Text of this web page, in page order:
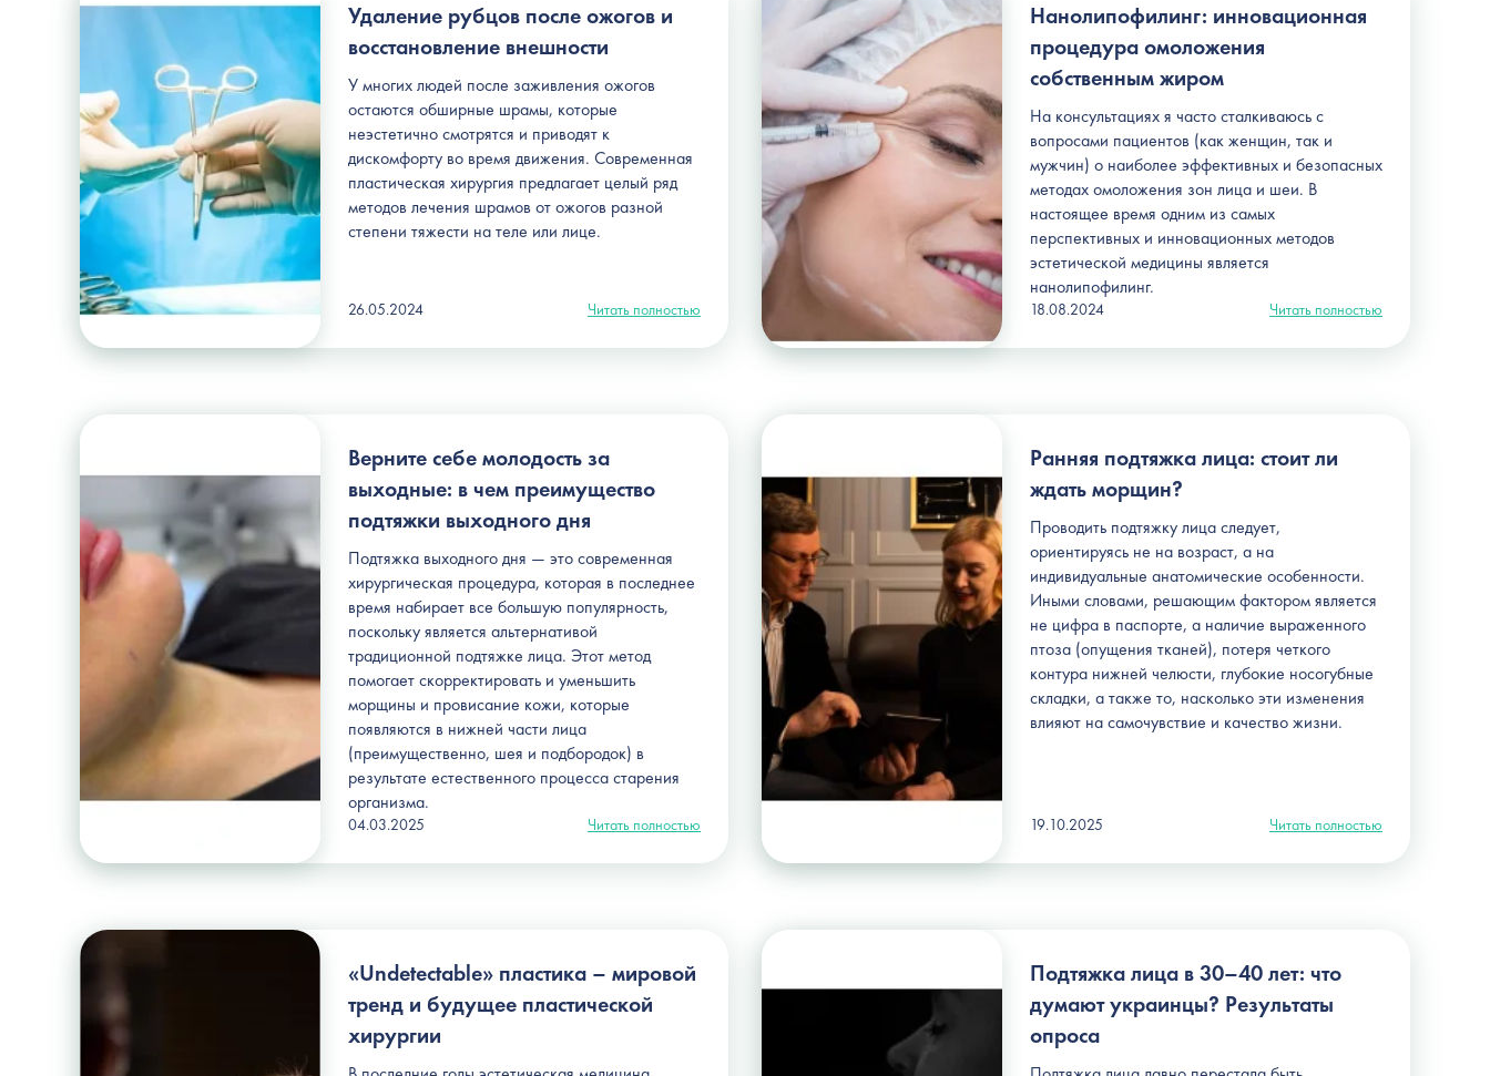
Удаление рубцов после ожогов и
восстановление внешности
У многих людей после заживления ожогов
остаются обширные шрамы, которые
неэстетично смотрятся и приводят к
дискомфорту во время движения. Современная
пластическая хирургия предлагает целый ряд
методов лечения шрамов от ожогов разной
степени тяжести на теле или лице.
26.05.2024 Читать полностью
Нанолипофилинг: инновационная
процедура омоложения
собственным жиром
На консультациях я часто сталкиваюсь с
вопросами пациентов (как женщин, так и
мужчин) о наиболее эффективных и безопасных
методах омоложения зон лица и шеи. В
настоящее время одним из самых
перспективных и инновационных методов
эстетической медицины является
нанолипофилинг.
18.08.2024 Читать полностью
Верните себе молодость за
выходные: в чем преимущество
подтяжки выходного дня
Подтяжка выходного дня — это современная
хирургическая процедура, которая в последнее
время набирает все большую популярность,
поскольку является альтернативой
традиционной подтяжке лица. Этот метод
помогает скорректировать и уменьшить
морщины и провисание кожи, которые
появляются в нижней части лица
(преимущественно, шея и подбородок) в
результате естественного процесса старения
организма.
04.03.2025 Читать полностью
Ранняя подтяжка лица: стоит ли
ждать морщин?
Проводить подтяжку лица следует,
ориентируясь не на возраст, а на
индивидуальные анатомические особенности.
Иными словами, решающим фактором является
не цифра в паспорте, а наличие выраженного
птоза (опущения тканей), потеря четкого
контура нижней челюсти, глубокие носогубные
складки, а также то, насколько эти изменения
влияют на самочувствие и качество жизни.
19.10.2025 Читать полностью
«Undetectable» пластика – мировой
тренд и будущее пластической
хирургии
Подтяжка лица в 30–40 лет: что
думают украинцы? Результаты
опроса